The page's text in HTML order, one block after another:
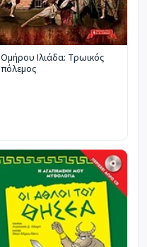
Ομήρου Ιλιάδα: Τρωικός
πόλεμος